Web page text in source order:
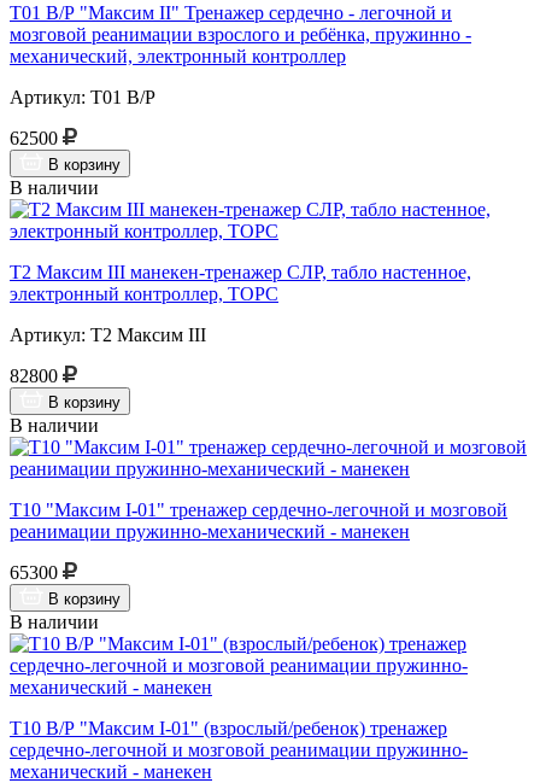
Т01 В/Р "Максим II" Тренажер сердечно - легочной и
мозговой реанимации взрослого и ребёнка, пружинно -
механический, электронный контроллер
Артикул: Т01 В/Р
62500
В корзину
В наличии
Т2 Максим III манекен-тренажер СЛР, табло настенное,
электронный контроллер, ТОРС
Артикул: Т2 Максим III
82800
В корзину
В наличии
Т10 "Максим I-01" тренажер сердечно-легочной и мозговой
реанимации пружинно-механический - манекен
65300
В корзину
В наличии
Т10 В/Р "Максим I-01" (взрослый/ребенок) тренажер
сердечно-легочной и мозговой реанимации пружинно-
механический - манекен